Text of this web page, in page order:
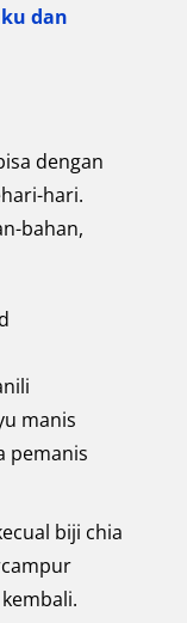
dan
dengan
hari.
bahan,
manis
pemanis
biji chia